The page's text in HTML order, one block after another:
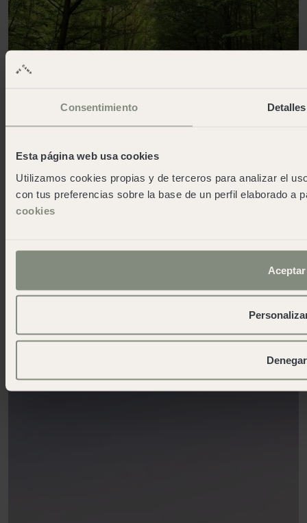
Consentimiento Detalles
Esta página web usa cookies
Utilizamos cookies propias y de terceros para analizar el
con tus preferencias sobre la base de un perfil elaborado a
cookies
Aceptar
Denegar
APERTO
Ulteriori informazioni